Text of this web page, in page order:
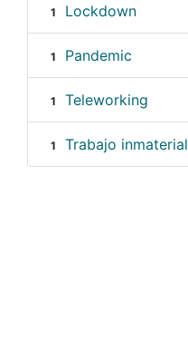
1 Lockdown
1 Pandemic
1 Teleworking
1 Trabajo inmaterial